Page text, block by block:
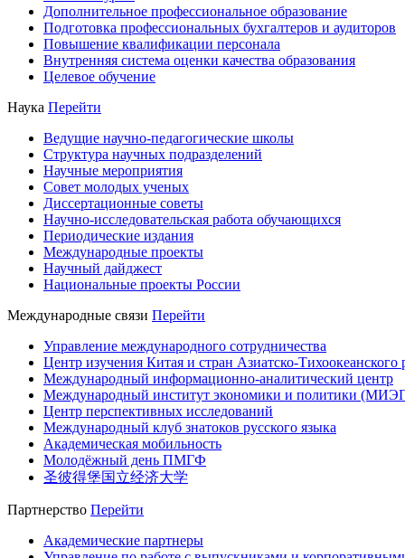
Дополнительное профессиональное образование
Подготовка профессиональных бухгалтеров и аудиторов
Повышение квалификации персонала
Внутренняя система оценки качества образования
Целевое обучение
Наука Перейти
Ведущие научно-педагогические школы
Структура научных подразделений
Научные мероприятия
Совет молодых ученых
Диссертационные советы
Научно-исследовательская работа обучающихся
Периодические издания
Международные проекты
Научный дайджест
Национальные проекты России
Международные связи Перейти
Управление международного сотрудничества
Центр изучения Китая и стран Азиатско-Тихоокеанского
Международный информационно-аналитический центр
Международный институт экономики и политики
Центр перспективных исследований
Международный клуб знатоков русского языка
Академическая мобильность
Молодёжный день ПМГФ
圣彼得堡国立经济大学
Партнерство Перейти
Академические партнеры